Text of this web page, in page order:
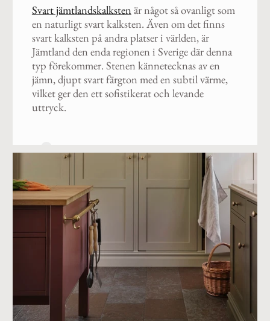
är något så ovanligt som
kalksten. Även om det finns
på andra platser i världen, är
enda regionen i Sverige där denna
Stenen kännetecknas av en
färgton med en subtil värme,
ett sofistikerat och levande
Röd
med ett levande
varma färgtonen
och
och variation.
accent i samtida
traditionella
6